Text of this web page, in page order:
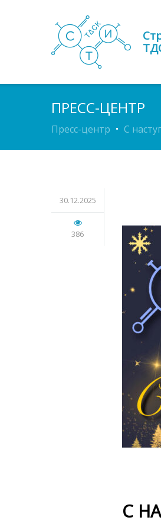
ПРЕСС-ЦЕНТР
Пресс-центр С
30.12.2025
386
С